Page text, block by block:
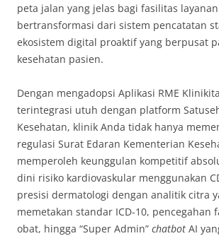
peta jalan yang jelas bagi fasilitas
bertransformasi dari sistem pencatatan
ekosistem digital proaktif yang berpusat
kesehatan pasien.
Dengan mengadopsi Aplikasi RME
terintegrasi utuh dengan platform
Kesehatan, klinik Anda tidak hanya
regulasi Surat Edaran Kementerian
memperoleh keunggulan kompetitif
dini risiko kardiovaskular menggunakan
presisi dermatologi dengan analitik citra
memetakan standar ICD-10, pencegahan
obat, hingga “Super Admin” chatbot AI